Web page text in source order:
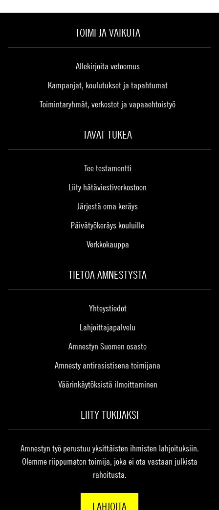
TOIMI JA VAIKUTA
Allekirjoita vetoomus
Kampanjat, koulutukset ja tapahtumat
Toimintaryhmät, verkostot ja vapaaehtoistyö
TAVAT TUKEA
Tee testamentti
Liity hätäviestiverkostoon
Järjestä oma keräys
Päivätyökeräys kouluille
Verkkokauppa
TIETOA AMNESTYSTA
Yhteystiedot
Lahjoittajapalvelu
Amnestyn Suomen osasto
Amnesty antirasistisena toimijana
Väärinkäytöksistä ilmoittaminen
LIITY TUKIJAKSI
Amnestyn työ perustuu yksittäisten ihmisten lahjoituksiin.
Olemme riippumaton toimija, joka ei ota vastaan julkista
rahoitusta.
LAHJOITA